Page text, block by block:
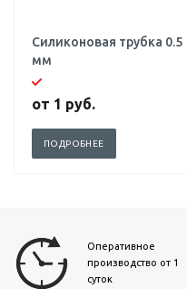
Силиконовая трубка 0.5
мм
от 1 руб.
ПОДРОБНЕЕ
Оперативное
производство от 1
суток